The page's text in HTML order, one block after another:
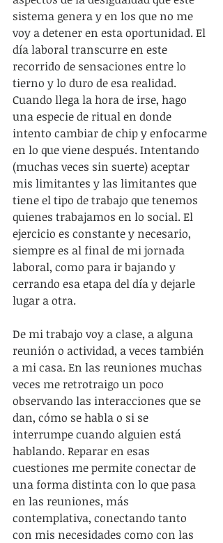
sistema genera y en los que no me
voy a detener en esta oportunidad. El
día laboral transcurre en este
recorrido de sensaciones entre lo
tierno y lo duro de esa realidad.
Cuando llega la hora de irse, hago
una especie de ritual en donde
intento cambiar de chip y enfocarme
en lo que viene después. Intentando
(muchas veces sin suerte) aceptar
mis limitantes y las limitantes que
tiene el tipo de trabajo que tenemos
quienes trabajamos en lo social. El
ejercicio es constante y necesario,
siempre es al final de mi jornada
laboral, como para ir bajando y
cerrando esa etapa del día y dejarle
lugar a otra.
De mi trabajo voy a clase, a alguna
reunión o actividad, a veces también
a mi casa. En las reuniones muchas
veces me retrotraigo un poco
observando las interacciones que se
dan, cómo se habla o si se
interrumpe cuando alguien está
hablando. Reparar en esas
cuestiones me permite conectar de
una forma distinta con lo que pasa
en las reuniones, más
contemplativa, conectando tanto
con mis necesidades como con las